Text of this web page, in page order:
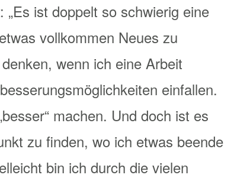
ist doppelt so schwierig eine
vollkommen Neues zu
wenn ich eine Arbeit
einfallen.
machen. Und doch ist es
zu finden, wo ich etwas beende
bin ich durch die vielen